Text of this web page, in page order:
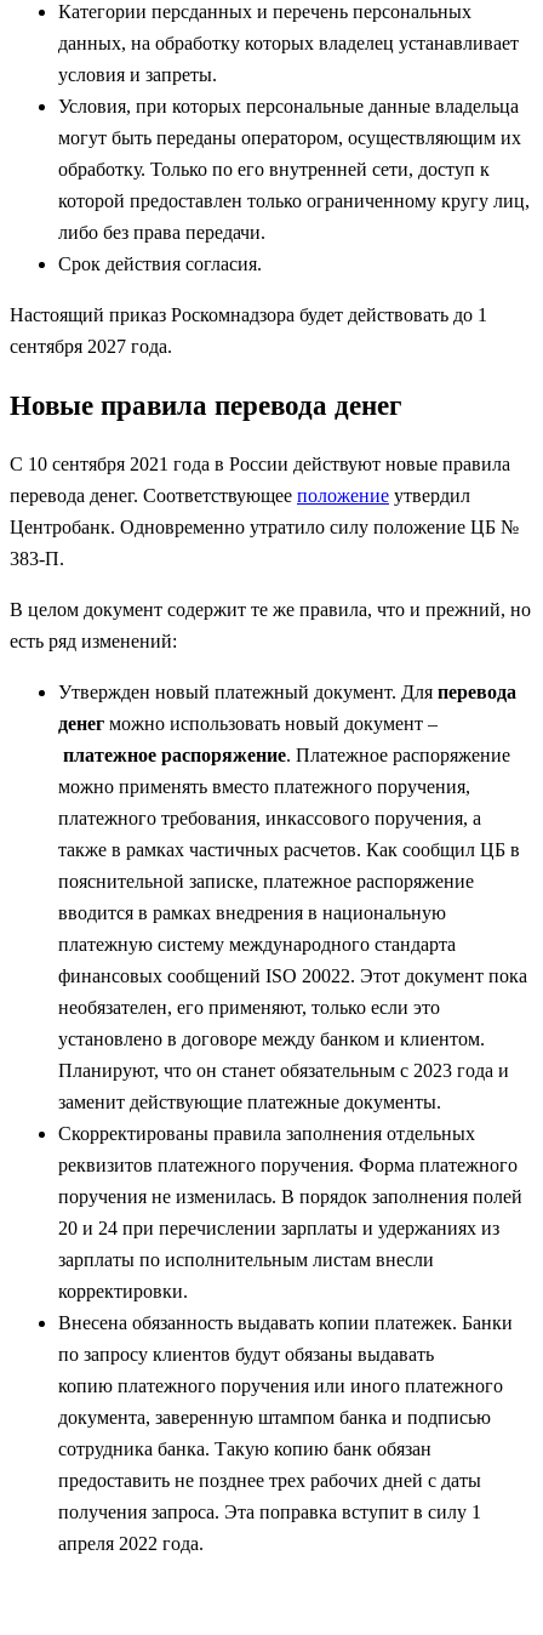
Категории персданных и перечень персональных
данных, на обработку которых владелец устанавливает
условия и запреты.
Условия, при которых персональные данные владельца
могут быть переданы оператором, осуществляющим их
обработку. Только по его внутренней сети, доступ к
которой предоставлен только ограниченному кругу лиц,
либо без права передачи.
Срок действия согласия.
Настоящий приказ Роскомнадзора будет действовать до 1
сентября 2027 года.
Новые правила перевода денег
С 10 сентября 2021 года в России действуют новые правила
перевода денег. Соответствующее положение утвердил
Центробанк. Одновременно утратило силу положение ЦБ №
383-П.
В целом документ содержит те же правила, что и прежний, но
есть ряд изменений:
Утвержден новый платежный документ. Для перевода
денег можно использовать новый документ –
платежное распоряжение. Платежное распоряжение
можно применять вместо платежного поручения,
платежного требования, инкассового поручения, а
также в рамках частичных расчетов. Как сообщил ЦБ в
пояснительной записке, платежное распоряжение
вводится в рамках внедрения в национальную
платежную систему международного стандарта
финансовых сообщений ISO 20022. Этот документ пока
необязателен, его применяют, только если это
установлено в договоре между банком и клиентом.
Планируют, что он станет обязательным с 2023 года и
заменит действующие платежные документы.
Скорректированы правила заполнения отдельных
реквизитов платежного поручения. Форма платежного
поручения не изменилась. В порядок заполнения полей
20 и 24 при перечислении зарплаты и удержаниях из
зарплаты по исполнительным листам внесли
корректировки.
Внесена обязанность выдавать копии платежек. Банки
по запросу клиентов будут обязаны выдавать
копию платежного поручения или иного платежного
документа, заверенную штампом банка и подписью
сотрудника банка. Такую копию банк обязан
предоставить не позднее трех рабочих дней с даты
получения запроса. Эта поправка вступит в силу 1
апреля 2022 года.